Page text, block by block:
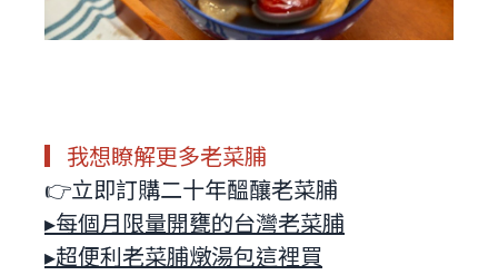
▎我想瞭解更多老菜脯
👉立即訂購二十年醞釀老菜脯
▸每個月限量開甕的台灣老菜脯
▸超便利老菜脯燉湯包這裡買